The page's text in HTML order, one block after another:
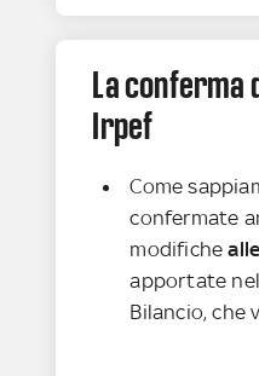
La conferma
Irpef
Come
confermate
modifiche
apportate
Bilancio, che